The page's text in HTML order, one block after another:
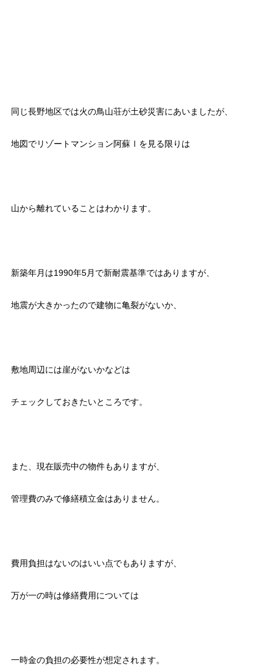
同じ長野地区では火の鳥山荘が土砂災害にあいましたが、
地図でリゾートマンション阿蘇Ⅰを見る限りは
山から離れていることはわかります。
新築年月は1990年5月で新耐震基準ではありますが、
地震が大きかったので建物に亀裂がないか、
敷地周辺には崖がないかなどは
チェックしておきたいところです。
また、現在販売中の物件もありますが、
管理費のみで修繕積立金はありません。
費用負担はないのはいい点でもありますが、
万が一の時は修繕費用については
一時金の負担の必要性が想定されます。